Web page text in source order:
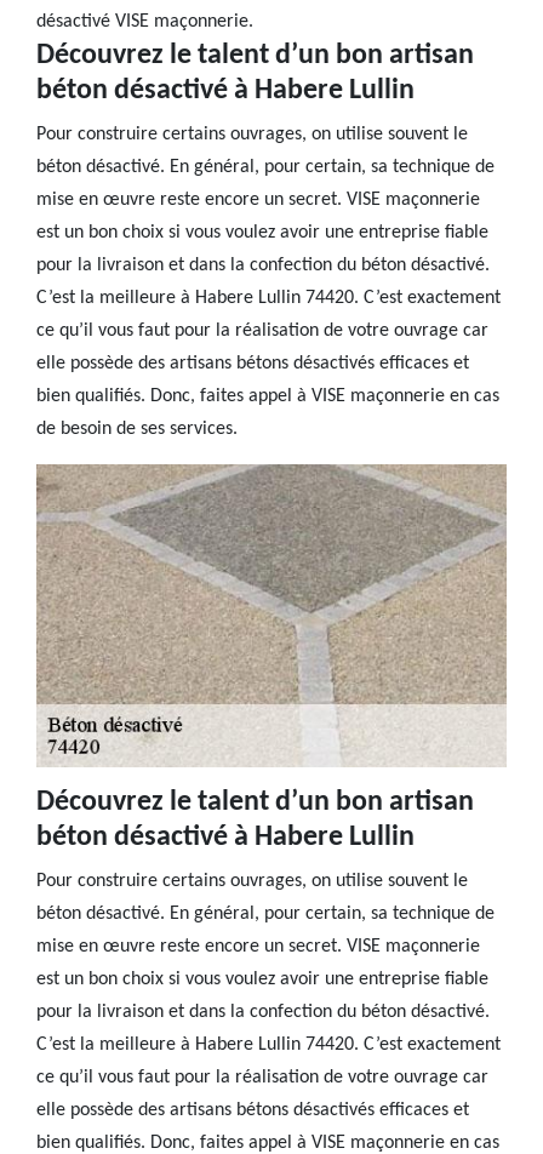
désactivé VISE maçonnerie.
Découvrez le talent d’un bon artisan
béton désactivé à Habere Lullin
Pour construire certains ouvrages, on utilise souvent le
béton désactivé. En général, pour certain, sa technique de
mise en œuvre reste encore un secret. VISE maçonnerie
est un bon choix si vous voulez avoir une entreprise fiable
pour la livraison et dans la confection du béton désactivé.
C’est la meilleure à Habere Lullin 74420. C’est exactement
ce qu’il vous faut pour la réalisation de votre ouvrage car
elle possède des artisans bétons désactivés efficaces et
bien qualifiés. Donc, faites appel à VISE maçonnerie en cas
de besoin de ses services.
Découvrez le talent d’un bon artisan
béton désactivé à Habere Lullin
Pour construire certains ouvrages, on utilise souvent le
béton désactivé. En général, pour certain, sa technique de
mise en œuvre reste encore un secret. VISE maçonnerie
est un bon choix si vous voulez avoir une entreprise fiable
pour la livraison et dans la confection du béton désactivé.
C’est la meilleure à Habere Lullin 74420. C’est exactement
ce qu’il vous faut pour la réalisation de votre ouvrage car
elle possède des artisans bétons désactivés efficaces et
bien qualifiés. Donc, faites appel à VISE maçonnerie en cas